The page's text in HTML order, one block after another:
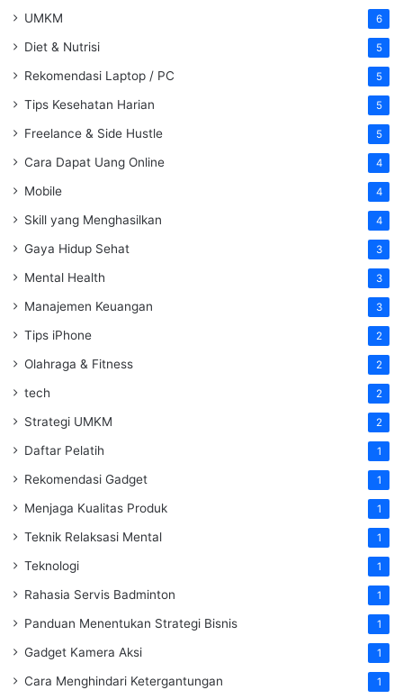
UMKM 6
Diet & Nutrisi 5
Rekomendasi Laptop / PC 5
Tips Kesehatan Harian 5
Freelance & Side Hustle 5
Cara Dapat Uang Online 4
Mobile 4
Skill yang Menghasilkan 4
Gaya Hidup Sehat 3
Mental Health 3
Manajemen Keuangan 3
Tips iPhone 2
Olahraga & Fitness 2
tech 2
Strategi UMKM 2
Daftar Pelatih 1
Rekomendasi Gadget 1
Menjaga Kualitas Produk 1
Teknik Relaksasi Mental 1
Teknologi 1
Rahasia Servis Badminton 1
Panduan Menentukan Strategi Bisnis 1
Gadget Kamera Aksi 1
Cara Menghindari Ketergantungan 1